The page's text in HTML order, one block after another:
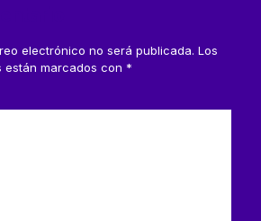
electrónico no será publicada. Los
están marcados con *